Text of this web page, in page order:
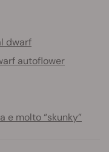
dwarf
autoflower
e molto “skunky”